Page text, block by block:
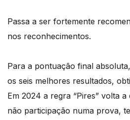
Passa a ser fortemente
nos reconhecimentos.
Para a pontuação final
os seis melhores resultados,
Em 2024 a regra “Pires” volta
não participação numa prova,